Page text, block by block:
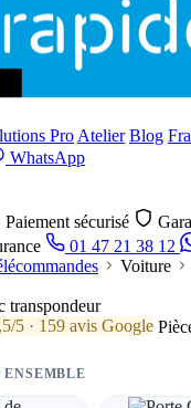
Pro Atelier Blog
WhatsApp
Paiement sécurisé
01 47 21 38 12
Voiture
5 · 159 avis Google
ENSEMBLE